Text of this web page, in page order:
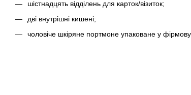
шістнадцять відділень для карток/візиток;
дві внутрішні кишені;
чоловіче шкіряне портмоне упаковане у